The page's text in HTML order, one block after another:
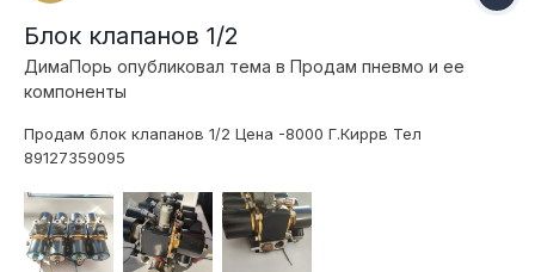
Блок клапанов 1/2
ДимаПорь опубликовал тема в Продам пневмо и ее
компоненты
Продам блок клапанов 1/2 Цена -8000 Г.Киррв Тел
89127359095